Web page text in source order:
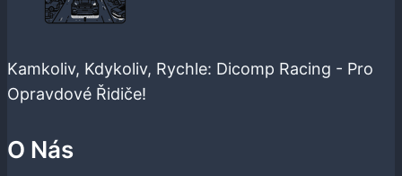
Kamkoliv, Kdykoliv, Rychle: Dicomp Racing - Pro
Opravdové Řidiče!
O Nás